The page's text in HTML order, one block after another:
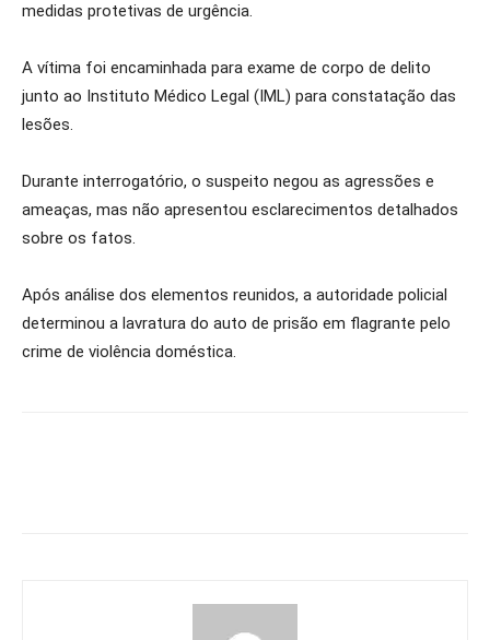
medidas protetivas de urgência.
A vítima foi encaminhada para exame de corpo de delito
junto ao Instituto Médico Legal (IML) para constatação das
lesões.
Durante interrogatório, o suspeito negou as agressões e
ameaças, mas não apresentou esclarecimentos detalhados
sobre os fatos.
Após análise dos elementos reunidos, a autoridade policial
determinou a lavratura do auto de prisão em flagrante pelo
crime de violência doméstica.